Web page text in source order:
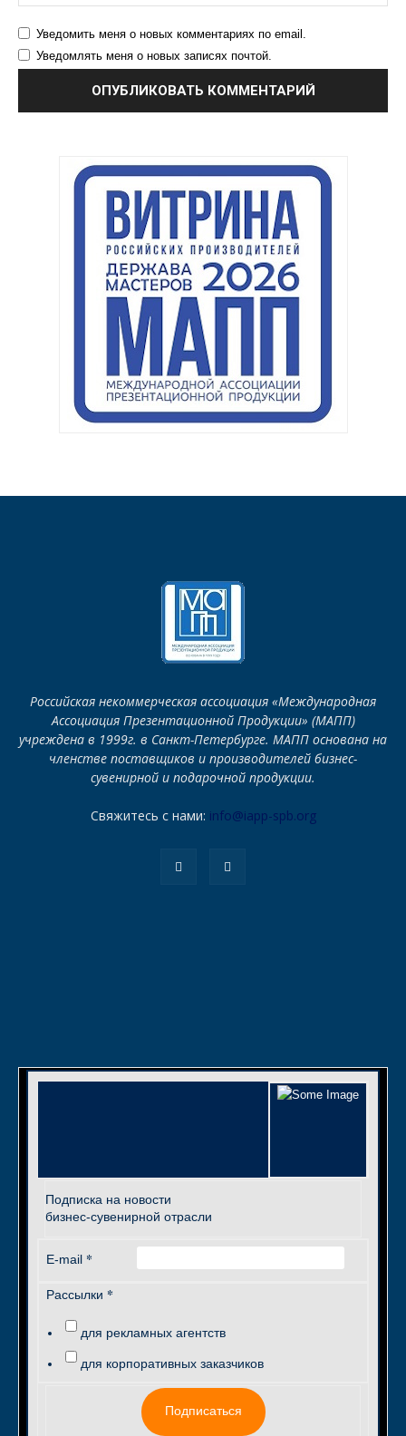
Уведомить меня о новых комментариях по email.
Уведомлять меня о новых записях почтой.
Российская некоммерческая ассоциация «Международная
Ассоциация Презентационной Продукции» (МАПП)
учреждена в 1999г. в Санкт-Петербурге. МАПП основана на
членстве поставщиков и производителей бизнес-
сувенирной и подарочной продукции.
Свяжитесь с нами: info@iapp-spb.org
Подписка на новости
бизнес-сувенирной отрасли
E-mail *
Рассылки *
для рекламных агентств
для корпоративных заказчиков
Подписаться